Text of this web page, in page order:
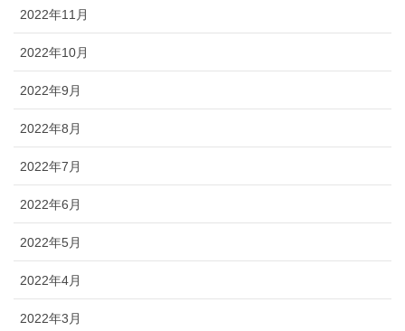
2022年11月
2022年10月
2022年9月
2022年8月
2022年7月
2022年6月
2022年5月
2022年4月
2022年3月